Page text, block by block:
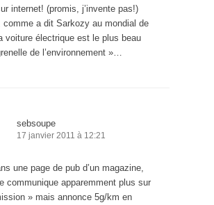
internet! (promis, j’invente pas!)
comme a dit Sarkozy au mondial de
voiture électrique est le plus beau
de l’environnement »…
sebsoupe
17 janvier 2011 à 12:21
une page de pub d’un magazine,
communique apparemment plus sur
» mais annonce 5g/km en